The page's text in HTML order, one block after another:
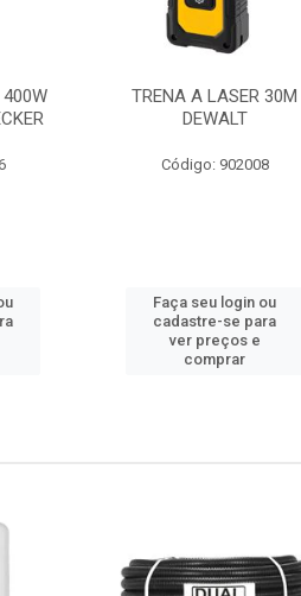
400W
TRENA A LASER 30M
DEWALT
Código: 902008
Faça seu login ou
cadastre-se para
ver preços e
comprar